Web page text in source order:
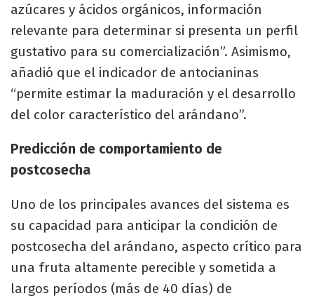
azúcares y ácidos orgánicos, información
relevante para determinar si presenta un perfil
gustativo para su comercialización”. Asimismo,
añadió que el indicador de antocianinas
“permite estimar la maduración y el desarrollo
del color característico del arándano”.
Predicción de comportamiento de
postcosecha
Uno de los principales avances del sistema es
su capacidad para anticipar la condición de
postcosecha del arándano, aspecto crítico para
una fruta altamente perecible y sometida a
largos períodos (más de 40 días) de